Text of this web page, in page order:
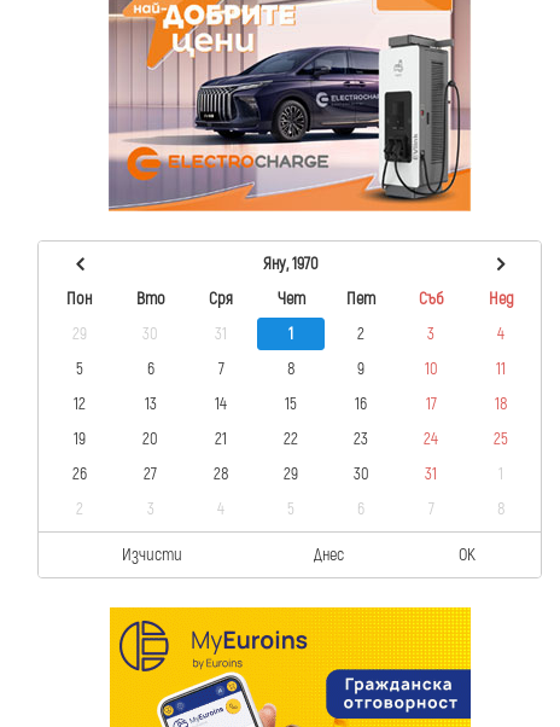
Яну, 1970
Пон
Вто Сря Чет Пет Съб
Нед
29
30 31 1 2 3
4
5
6 7 8 9 10
11
12
13 14 15 16 17
18
19
20 21 22 23 24
25
26
27 28 29 30 31
1
2
3 4 5 6 7 8
Изчисти Днес OK